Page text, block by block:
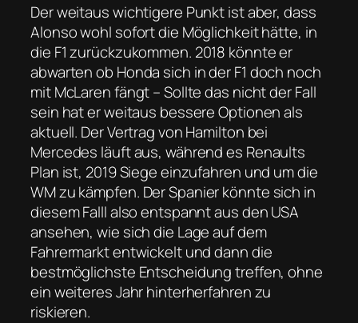
Der weitaus wichtigere Punkt ist aber, dass
Alonso wohl sofort die Möglichkeit hätte, in
die F1 zurückzukommen. 2018 könnte er
abwarten ob Honda sich in der F1 doch noch
mit McLaren fängt – Sollte das nicht der Fall
sein hat er weitaus bessere Optionen als
aktuell. Der Vertrag von Hamilton bei
Mercedes läuft aus, während es Renaults
Plan ist, 2019 Siege einzufahren und um die
WM zu kämpfen. Der Spanier könnte sich in
diesem Falll also entspannt aus den USA
ansehen, wie sich die Lage auf dem
Fahrermarkt entwickelt und dann die
bestmöglichste Entscheidung treffen, ohne
ein weiteres Jahr hinterherfahren zu
riskieren.